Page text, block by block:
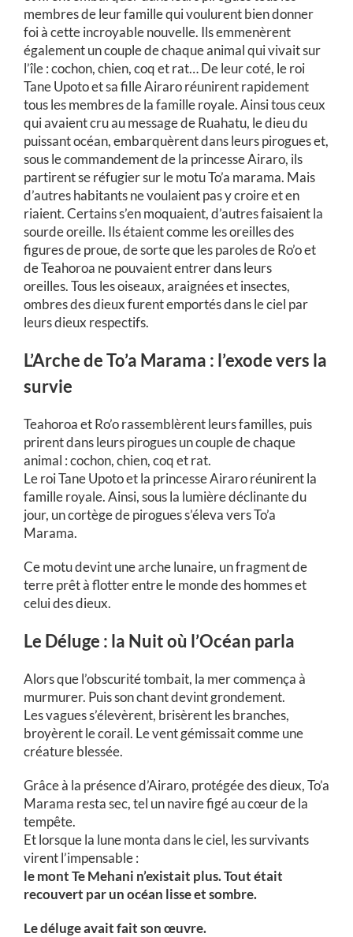
membres de leur famille qui voulurent bien donner
foi à cette incroyable nouvelle. Ils emmenèrent
également un couple de chaque animal qui vivait sur
l’île : cochon, chien, coq et rat… De leur coté, le roi
Tane Upoto et sa fille Airaro réunirent rapidement
tous les membres de la famille royale. Ainsi tous ceux
qui avaient cru au message de Ruahatu, le dieu du
puissant océan, embarquèrent dans leurs pirogues et,
sous le commandement de la princesse Airaro, ils
partirent se réfugier sur le motu To’a marama. Mais
d’autres habitants ne voulaient pas y croire et en
riaient. Certains s’en moquaient, d’autres faisaient la
sourde oreille. Ils étaient comme les oreilles des
figures de proue, de sorte que les paroles de Ro’o et
de Teahoroa ne pouvaient entrer dans leurs
oreilles. Tous les oiseaux, araignées et insectes,
ombres des dieux furent emportés dans le ciel par
leurs dieux respectifs.
L’Arche de To’a Marama : l’exode vers la
survie
Teahoroa et Ro’o rassemblèrent leurs familles, puis
prirent dans leurs pirogues un couple de chaque
animal : cochon, chien, coq et rat.
Le roi Tane Upoto et la princesse Airaro réunirent la
famille royale. Ainsi, sous la lumière déclinante du
jour, un cortège de pirogues s’éleva vers To’a
Marama.
Ce motu devint une arche lunaire, un fragment de
terre prêt à flotter entre le monde des hommes et
celui des dieux.
Le Déluge : la Nuit où l’Océan parla
Alors que l’obscurité tombait, la mer commença à
murmurer. Puis son chant devint grondement.
Les vagues s’élevèrent, brisèrent les branches,
broyèrent le corail. Le vent gémissait comme une
créature blessée.
Grâce à la présence d’Airaro, protégée des dieux, To’a
Marama resta sec, tel un navire figé au cœur de la
tempête.
Et lorsque la lune monta dans le ciel, les survivants
virent l’impensable :
le mont Te Mehani n’existait plus. Tout était
recouvert par un océan lisse et sombre.
Le déluge avait fait son œuvre.